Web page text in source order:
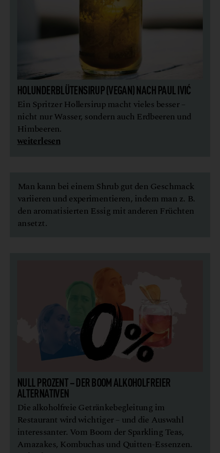
HOLUNDERBLÜTENSIRUP (VEGAN) NACH PAUL IVIĆ
Ein Spritzer Hollersirup macht vieles besser –
nicht nur Wasser, sondern auch Erdbeeren und
Himbeeren.
weiterlesen
Man kann bei einem Shrub gut den Geschmack
variieren und experimentieren, indem man z. B.
den aromatisierten Essig mit anderen Früchten
ansetzt.
NULL PROZENT – DER BOOM ALKOHOLFREIER
ALTERNATIVEN
Die alkoholfreie Getränkebegleitung im
Restaurant wird wichtiger – und die Auswahl
interessanter. Vom Boom der Sparkling Teas,
Amazakes, Kombuchas und Quitten-Essenzen.